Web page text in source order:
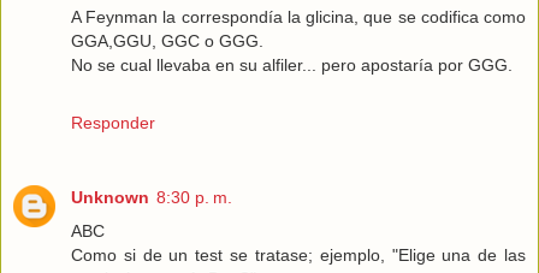
A Feynman la correspondía la glicina, que se codifica como
GGA,GGU, GGC o GGG.
No se cual llevaba en su alfiler... pero apostaría por GGG.
Responder
Unknown 8:30 p. m.
ABC
Como si de un test se tratase; ejemplo, "Elige una de las